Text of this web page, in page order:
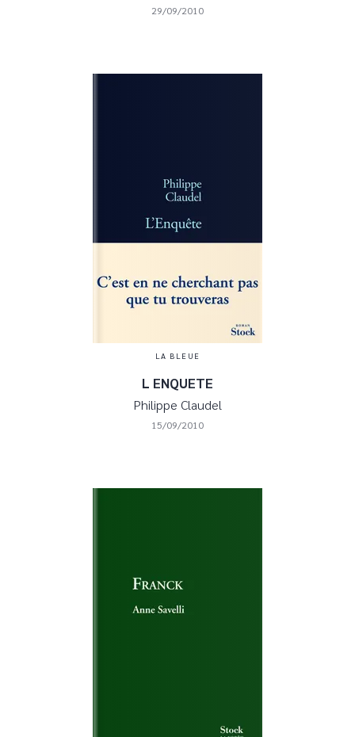
29/09/2010
LA BLEUE
L ENQUETE
Philippe Claudel
15/09/2010